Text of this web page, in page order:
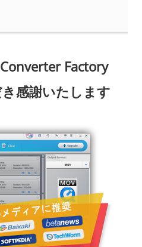
Factory
感謝いたします